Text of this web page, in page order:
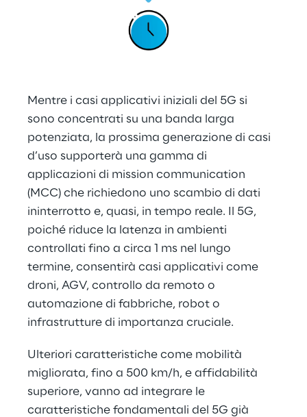
Mentre i casi applicativi iniziali del 5G si
sono concentrati su una banda larga
potenziata, la prossima generazione di casi
d’uso supporterà una gamma di
applicazioni di mission communication
(MCC) che richiedono uno scambio di dati
ininterrotto e, quasi, in tempo reale. Il 5G,
poiché riduce la latenza in ambienti
controllati fino a circa 1 ms nel lungo
termine, consentirà casi applicativi come
droni, AGV, controllo da remoto o
automazione di fabbriche, robot o
infrastrutture di importanza cruciale.
Ulteriori caratteristiche come mobilità
migliorata, fino a 500 km/h, e affidabilità
superiore, vanno ad integrare le
caratteristiche fondamentali del 5G già